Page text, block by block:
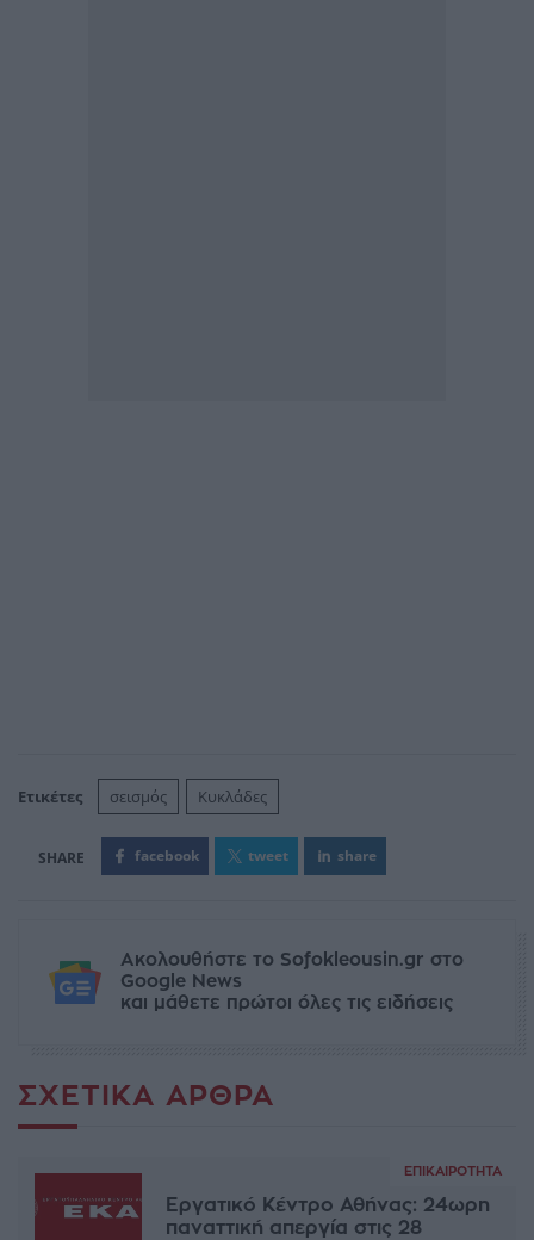
Ετικέτες σεισμός Κυκλάδες
facebook tweet share
Ακολουθήστε το Sofokleousin.gr στο
Google News
και μάθετε πρώτοι όλες τις ειδήσεις
ΣΧΕΤΙΚΆ ΆΡΘΡΑ
ΕΠΙΚΑΙΡΌΤΗΤΑ
Εργατικό Κέντρο Αθήνας: 24ωρη
παναττική απεργία στις 28